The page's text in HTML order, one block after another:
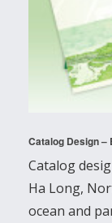
Catalog Design –
Catalog
Ha Long,
ocean and